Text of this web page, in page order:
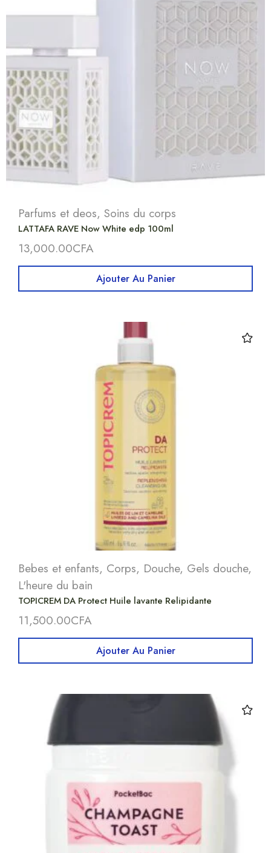
Parfums et deos, Soins du corps
LATTAFA RAVE Now White edp 100ml
13,000.00CFA
Ajouter Au Panier
Bebes et enfants, Corps, Douche, Gels douche,
L'heure du bain
TOPICREM DA Protect Huile lavante Relipidante
11,500.00CFA
Ajouter Au Panier